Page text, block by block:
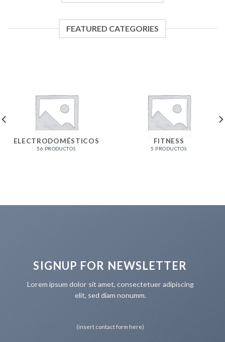
FEATURED CATEGORIES
ELECTRODOMÉSTICOS
56 PRODUCTOS
FITNESS
5 PRODUCTOS
SIGNUP FOR NEWSLETTER
Lorem ipsum dolor sit amet, consectetuer adipiscing
elit, sed diam nonumm.
(insert contact form here)